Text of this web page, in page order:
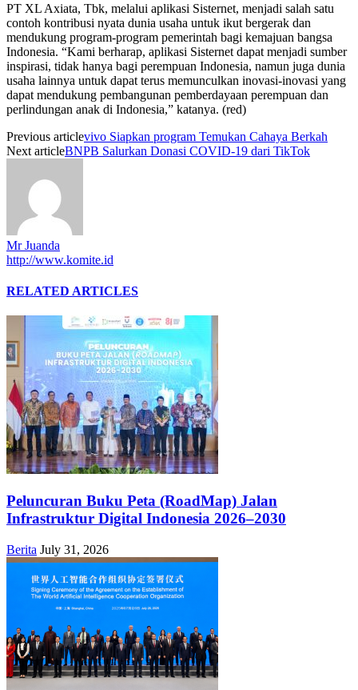
PT XL Axiata, Tbk, melalui aplikasi Sisternet, menjadi salah satu
contoh kontribusi nyata dunia usaha untuk ikut bergerak dan
mendukung program-program pemerintah bagi kemajuan bangsa
Indonesia. “Kami berharap, aplikasi Sisternet dapat menjadi sumber
inspirasi, tidak hanya bagi perempuan Indonesia, namun juga dunia
usaha lainnya untuk dapat terus memunculkan inovasi-inovasi yang
dapat mendukung pembangunan pemberdayaan perempuan dan
perlindungan anak di Indonesia,” katanya. (red)
Previous articlevivo Siapkan program Temukan Cahaya Berkah
Next articleBNPB Salurkan Donasi COVID-19 dari TikTok
Mr Juanda
http://www.komite.id
RELATED ARTICLES
Peluncuran Buku Peta (RoadMap) Jalan
Infrastruktur Digital Indonesia 2026–2030
Berita July 31, 2026